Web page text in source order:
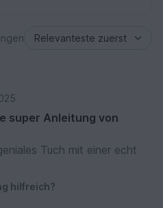
super Anleitung von
Tuch mit einer echt
hilfreich?